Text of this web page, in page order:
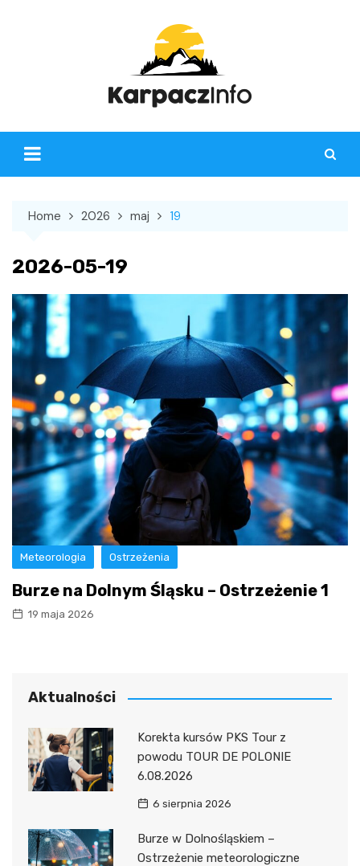
Home 2026 maj 19
2026-05-19
Meteorologia Ostrzeżenia
Burze na Dolnym Śląsku – Ostrzeżenie 1
19 maja 2026
Aktualności
Korekta kursów PKS Tour z
powodu TOUR DE POLONIE
6.08.2026
6 sierpnia 2026
Burze w Dolnośląskiem –
Ostrzeżenie meteorologiczne